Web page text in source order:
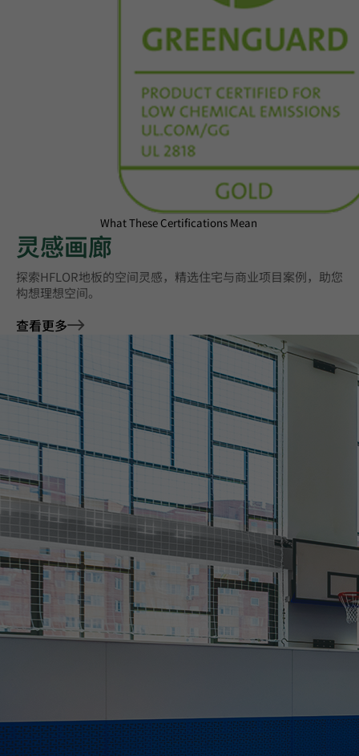
What These Certifications Mean
灵感画廊
探索HFLOR地板的空间灵感，精选住宅与商业项目案例，助您
构想理想空间。
查看更多